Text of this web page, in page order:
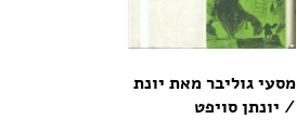
מסעי גוליבר מאת יונת
/ יונתן סויפט